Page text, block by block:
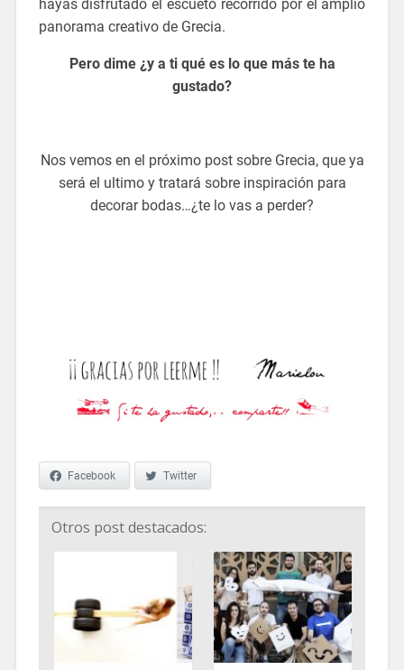
hayas disfrutado el escueto recorrido por el amplio
panorama creativo de Grecia.
Pero dime ¿y a ti qué es lo que más te ha
gustado?
Nos vemos en el próximo post sobre Grecia, que ya
será el ultimo y tratará sobre inspiración para
decorar bodas…¿te lo vas a perder?
Facebook Twitter
Otros post destacados: